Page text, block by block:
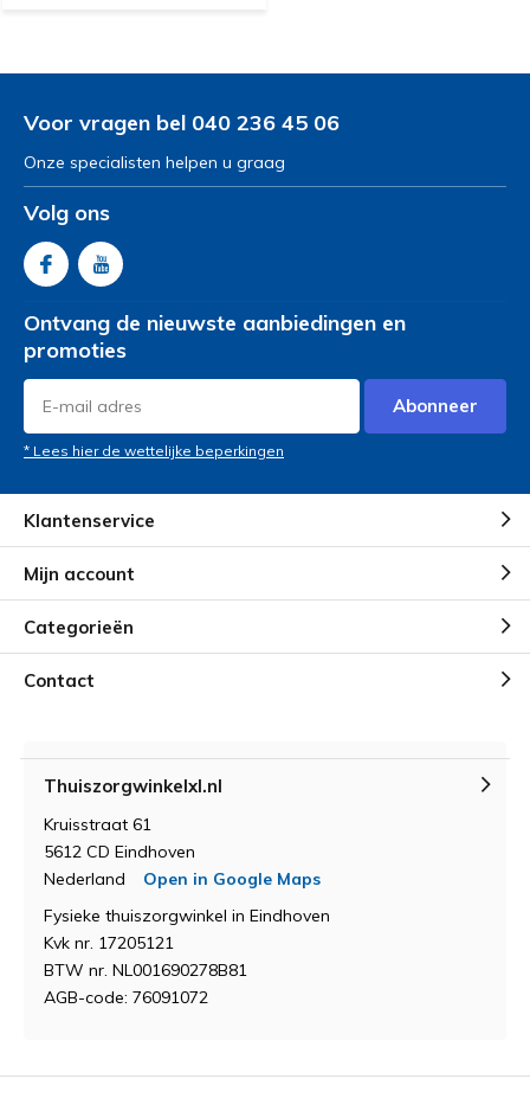
Voor vragen bel 040 236 45 06
Onze specialisten helpen u graag
Volg ons
Ontvang de nieuwste aanbiedingen en
promoties
Abonneer
* Lees hier de wettelijke beperkingen
Klantenservice
Mijn account
Categorieën
Contact
Thuiszorgwinkelxl.nl
Kruisstraat 61
5612 CD Eindhoven
Nederland
Open in Google Maps
Fysieke thuiszorgwinkel in Eindhoven
Kvk nr. 17205121
BTW nr. NL001690278B81
AGB-code: 76091072